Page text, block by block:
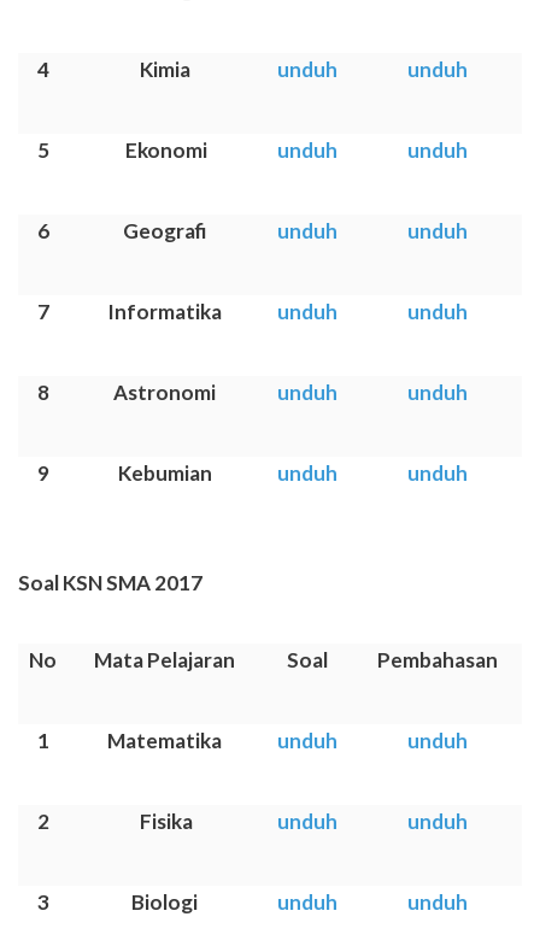
4 Kimia unduh unduh
5 Ekonomi unduh unduh
6 Geografi unduh unduh
7 Informatika unduh unduh
8 Astronomi unduh unduh
9 Kebumian unduh unduh
Soal KSN SMA 2017
No Mata Pelajaran Soal Pembahasan
1 Matematika unduh unduh
2 Fisika unduh unduh
3 Biologi unduh unduh